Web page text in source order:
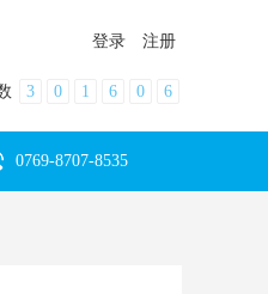
登录 注册
3 0 1 6 0 6
0769-8707-8535